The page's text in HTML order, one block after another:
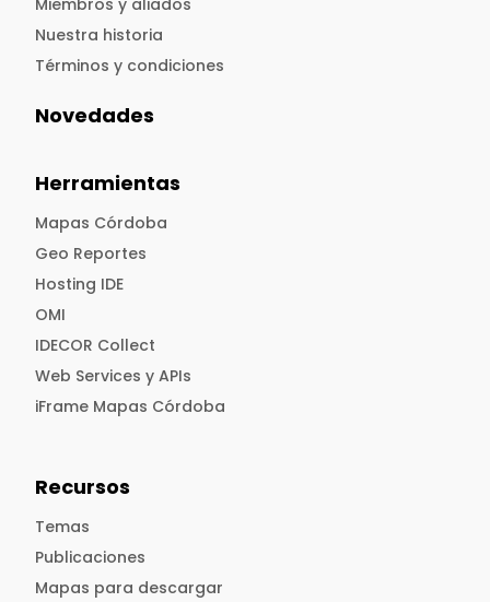
Miembros y aliados
Nuestra historia
Términos y condiciones
Novedades
Herramientas
Mapas Córdoba
Geo Reportes
Hosting IDE
OMI
IDECOR Collect
Web Services y APIs
iFrame Mapas Córdoba
Recursos
Temas
Publicaciones
Mapas para descargar